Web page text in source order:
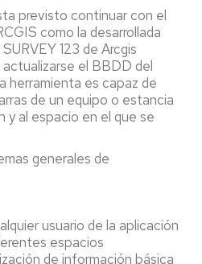
previsto continuar con el
como la desarrollada
123 de Arcgis
el BBDD del
herramienta es capaz de
de un equipo o estancia
y al espacio en el que se
generales de
usuario de la aplicación
espacios
de información básica